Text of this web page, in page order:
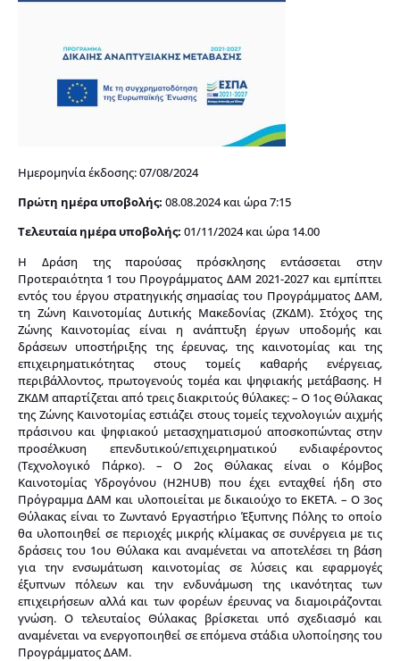
Ημερομηνία έκδοσης: 07/08/2024
Πρώτη ημέρα υποβολής: 08.08.2024 και ώρα 7:15
Τελευταία ημέρα υποβολής: 01/11/2024 και ώρα 14.00
Η Δράση της παρούσας πρόσκλησης εντάσσεται στην
Προτεραιότητα 1 του Προγράμματος ΔΑΜ 2021-2027 και εμπίπτει
εντός του έργου στρατηγικής σημασίας του Προγράμματος ΔΑΜ,
τη Ζώνη Καινοτομίας Δυτικής Μακεδονίας (ΖΚΔΜ). Στόχος της
Ζώνης Καινοτομίας είναι η ανάπτυξη έργων υποδομής και
δράσεων υποστήριξης της έρευνας, της καινοτομίας και της
επιχειρηματικότητας στους τομείς καθαρής ενέργειας,
περιβάλλοντος, πρωτογενούς τομέα και ψηφιακής μετάβασης. Η
ΖΚΔΜ απαρτίζεται από τρεις διακριτούς θύλακες: – Ο 1ος Θύλακας
της Ζώνης Καινοτομίας εστιάζει στους τομείς τεχνολογιών αιχμής
πράσινου και ψηφιακού μετασχηματισμού αποσκοπώντας στην
προσέλκυση επενδυτικού/επιχειρηματικού ενδιαφέροντος
(Τεχνολογικό Πάρκο). – Ο 2ος Θύλακας είναι ο Κόμβος
Καινοτομίας Υδρογόνου (H2HUB) που έχει ενταχθεί ήδη στο
Πρόγραμμα ΔΑΜ και υλοποιείται με δικαιούχο το ΕΚΕΤΑ. – Ο 3ος
Θύλακας είναι το Ζωντανό Εργαστήριο Έξυπνης Πόλης το οποίο
θα υλοποιηθεί σε περιοχές μικρής κλίμακας σε συνέργεια με τις
δράσεις του 1ου Θύλακα και αναμένεται να αποτελέσει τη βάση
για την ενσωμάτωση καινοτομίας σε λύσεις και εφαρμογές
έξυπνων πόλεων και την ενδυνάμωση της ικανότητας των
επιχειρήσεων αλλά και των φορέων έρευνας να διαμοιράζονται
γνώση. Ο τελευταίος Θύλακας βρίσκεται υπό σχεδιασμό και
αναμένεται να ενεργοποιηθεί σε επόμενα στάδια υλοποίησης του
Προγράμματος ΔΑΜ.